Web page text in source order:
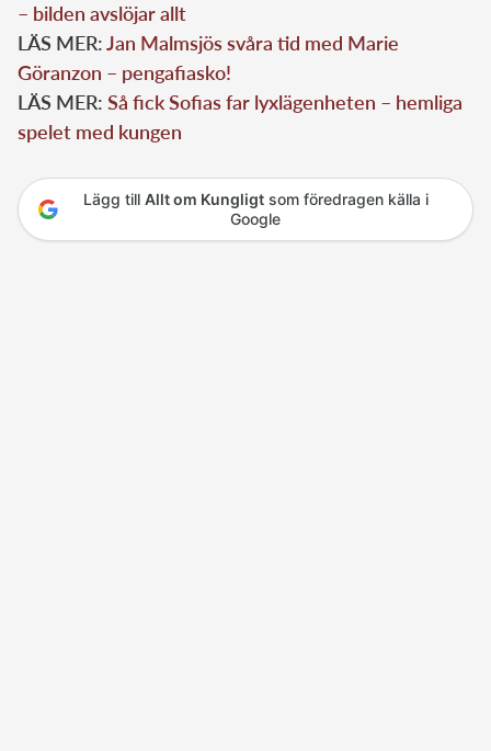
– bilden avslöjar allt
LÄS MER:Jan Malmsjös svåra tid med Marie
Göranzon – pengafiasko!
LÄS MER: Så fick Sofias far lyxlägenheten – hemliga
spelet med kungen
Lägg till Allt om Kungligtsom föredragen källa i
Google